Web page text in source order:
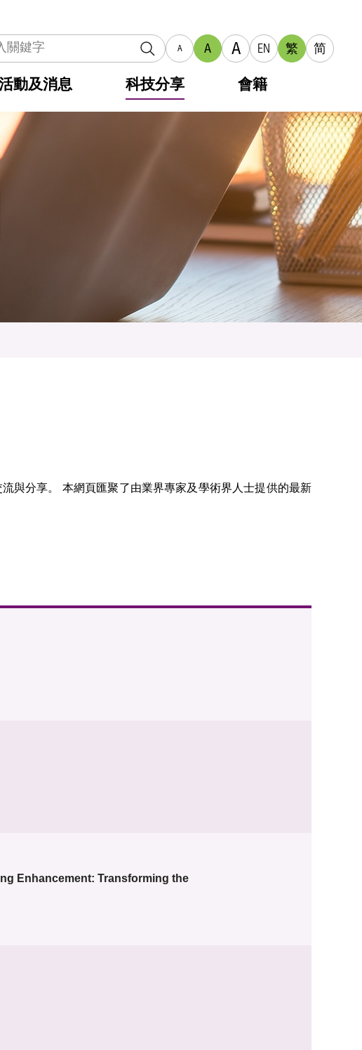
A A A EN 繁 简
動及消息 科技分享 會籍
與分享。 本網頁匯聚了由業界專家及學術界人士提供的最新
Enhancement: Transforming the